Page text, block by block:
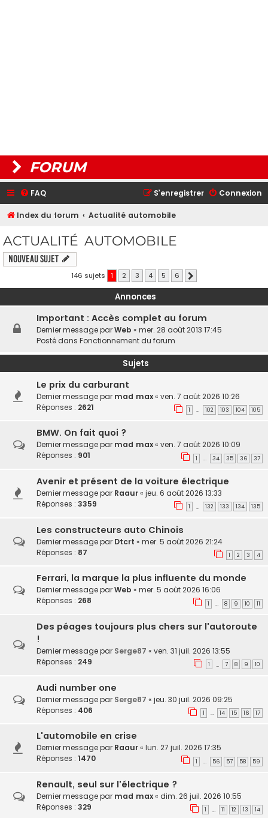
FORUM
FAQ Connexion
S’enregistrer
Index du forum Actualité automobile
ACTUALITÉ AUTOMOBILE
Nouveau sujet
146 sujets 1 2 3 4 5 6
Annonces
Important : Accès complet au forum
Dernier message parWeb « mer. 28 août 2013 17:45
Posté dans Fonctionnement du forum
Sujets
Le prix du carburant
Dernier message par mad max« ven. 7 août 2026 10:26
Réponses : 2621 1 … 102 103 104 105
BMW. On fait quoi ?
Dernier message par mad max« ven. 7 août 2026 10:09
Réponses : 901 1 … 34 35 36 37
Avenir et présent de la voiture électrique
Dernier message par Raaur« jeu. 6 août 2026 13:33
Réponses : 3359 1 … 132 133 134 135
Les constructeurs auto Chinois
Dernier message par Dtcrt « mer. 5 août 2026 21:24
Réponses : 87 1 2 3 4
Ferrari, la marque la plus influente du monde
Dernier message parWeb « mer. 5 août 2026 16:06
Réponses : 268 1 … 8 9 10 11
Des péages toujours plus chers sur l'autoroute
!
Dernier message par Serge87 « ven. 31 juil. 2026 13:55
Réponses : 249 1 … 7 8 9 10
Audi number one
Dernier message par Serge87 « jeu. 30 juil. 2026 09:25
Réponses : 406 1 … 14 15 16 17
L'automobile en crise
Dernier message par Raaur« lun. 27 juil. 2026 17:35
Réponses : 1470 1 … 56 57 58 59
Renault, seul sur l'électrique ?
Dernier message par mad max« dim. 26 juil. 2026 10:55
Réponses : 329 1 … 11 12 13 14